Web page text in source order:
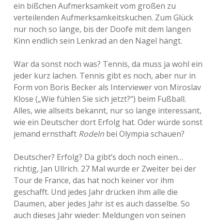
ein bißchen Aufmerksamkeit vom großen zu
verteilenden Aufmerksamkeitskuchen. Zum Glück
nur noch so lange, bis der Doofe mit dem langen
Kinn endlich sein Lenkrad an den Nagel hängt.
War da sonst noch was? Tennis, da muss ja wohl ein
jeder kurz lachen. Tennis gibt es noch, aber nur in
Form von Boris Becker als Interviewer von Miroslav
Klose („Wie fühlen Sie sich jetzt?“) beim Fußball.
Alles, wie allseits bekannt, nur so lange interessant,
wie ein Deutscher dort Erfolg hat. Oder würde sonst
jemand ernsthaft Rodeln bei Olympia schauen?
Deutscher? Erfolg? Da gibt’s doch noch einen…
richtig, Jan Ullrich. 27 Mal wurde er Zweiter bei der
Tour de France, das hat noch keiner vor ihm
geschafft. Und jedes Jahr drücken ihm alle die
Daumen, aber jedes Jahr ist es auch dasselbe. So
auch dieses Jahr wieder: Meldungen von seinen